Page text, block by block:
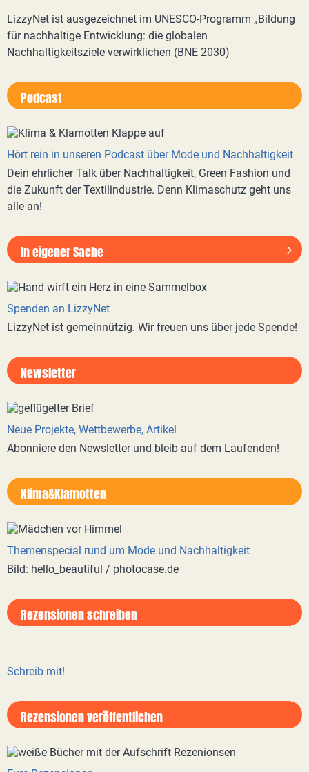
LizzyNet ist ausgezeichnet im UNESCO-Programm „Bildung
für nachhaltige Entwicklung: die globalen
Nachhaltigkeitsziele verwirklichen (BNE 2030)
Podcast
Hört rein in unseren Podcast über Mode und Nachhaltigkeit
Dein ehrlicher Talk über Nachhaltigkeit, Green Fashion und
die Zukunft der Textilindustrie. Denn Klimaschutz geht uns
alle an!
In eigener Sache
Spenden an LizzyNet
LizzyNet ist gemeinnützig. Wir freuen uns über jede Spende!
Newsletter
Neue Projekte, Wettbewerbe, Artikel
Abonniere den Newsletter und bleib auf dem Laufenden!
Klima&Klamotten
Themenspecial rund um Mode und Nachhaltigkeit
Bild: hello_beautiful / photocase.de
Rezensionen schreiben
Schreib mit!
Rezensionen veröffentlichen